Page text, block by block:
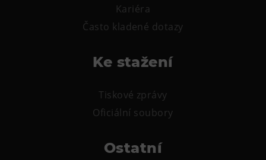
Kariéra
Často kladené dotazy
Ke stažení
Tiskové zprávy
Oficiální soubory
Ostatní